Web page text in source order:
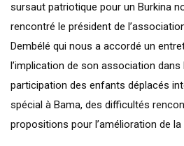
sursaut patriotique pour un Burkina
rencontré le président de
Dembélé qui nous a accordé un
l’implication de son association
participation des enfants déplacés
spécial à Bama, des difficultés
propositions pour l’amélioration de